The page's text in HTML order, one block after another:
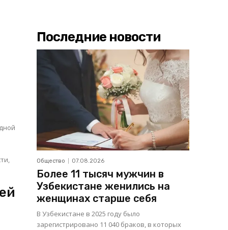
Последние новости
Общество 07.08.2026
Более 11 тысяч мужчин в
Узбекистане женились на
женщинах старше себя
В Узбекистане в 2025 году было
зарегистрировано 11 040 браков, в которых